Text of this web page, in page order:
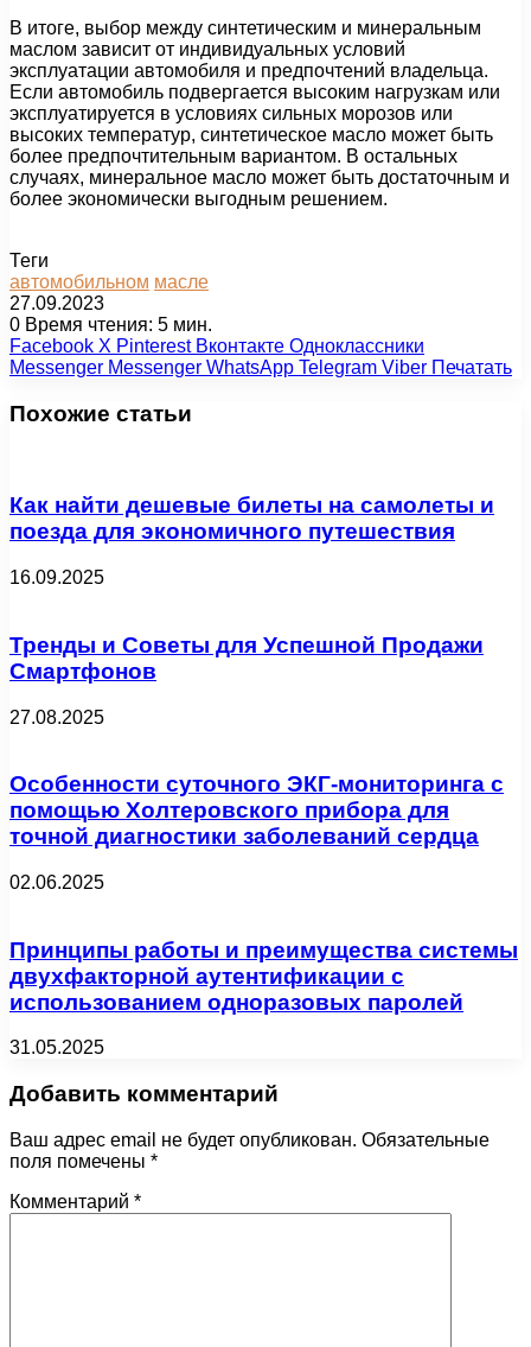
В итоге, выбор между синтетическим и минеральным
маслом зависит от индивидуальных условий
эксплуатации автомобиля и предпочтений владельца.
Если автомобиль подвергается высоким нагрузкам или
эксплуатируется в условиях сильных морозов или
высоких температур, синтетическое масло может быть
более предпочтительным вариантом. В остальных
случаях, минеральное масло может быть достаточным и
более экономически выгодным решением.
Теги
автомобильном масле
27.09.2023
0 Время чтения: 5 мин.
Facebook X Pinterest Вконтакте Одноклассники
Messenger Messenger WhatsApp Telegram Viber Печатать
Похожие статьи
Как найти дешевые билеты на самолеты и
поезда для экономичного путешествия
16.09.2025
Тренды и Советы для Успешной Продажи
Смартфонов
27.08.2025
Особенности суточного ЭКГ-мониторинга с
помощью Холтеровского прибора для
точной диагностики заболеваний сердца
02.06.2025
Принципы работы и преимущества системы
двухфакторной аутентификации с
использованием одноразовых паролей
31.05.2025
Добавить комментарий
Ваш адрес email не будет опубликован. Обязательные
поля помечены *
Комментарий *